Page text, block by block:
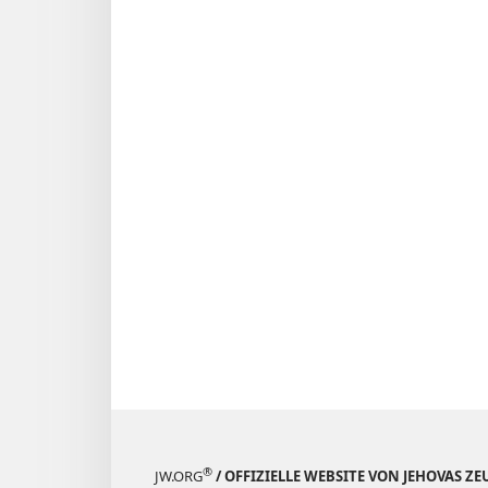
JW.ORG® / OFFIZIELLE WEBSITE VON JEHOVAS